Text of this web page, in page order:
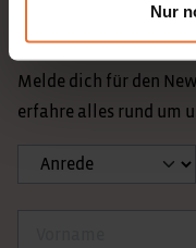
Nur
Newsletter
Melde dich für den
erfahre alles rund um
Anrede